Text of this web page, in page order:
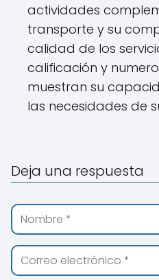
actividades
transporte y su
calidad de los
calificación y
muestran su
las necesidades de
Deja una respuesta